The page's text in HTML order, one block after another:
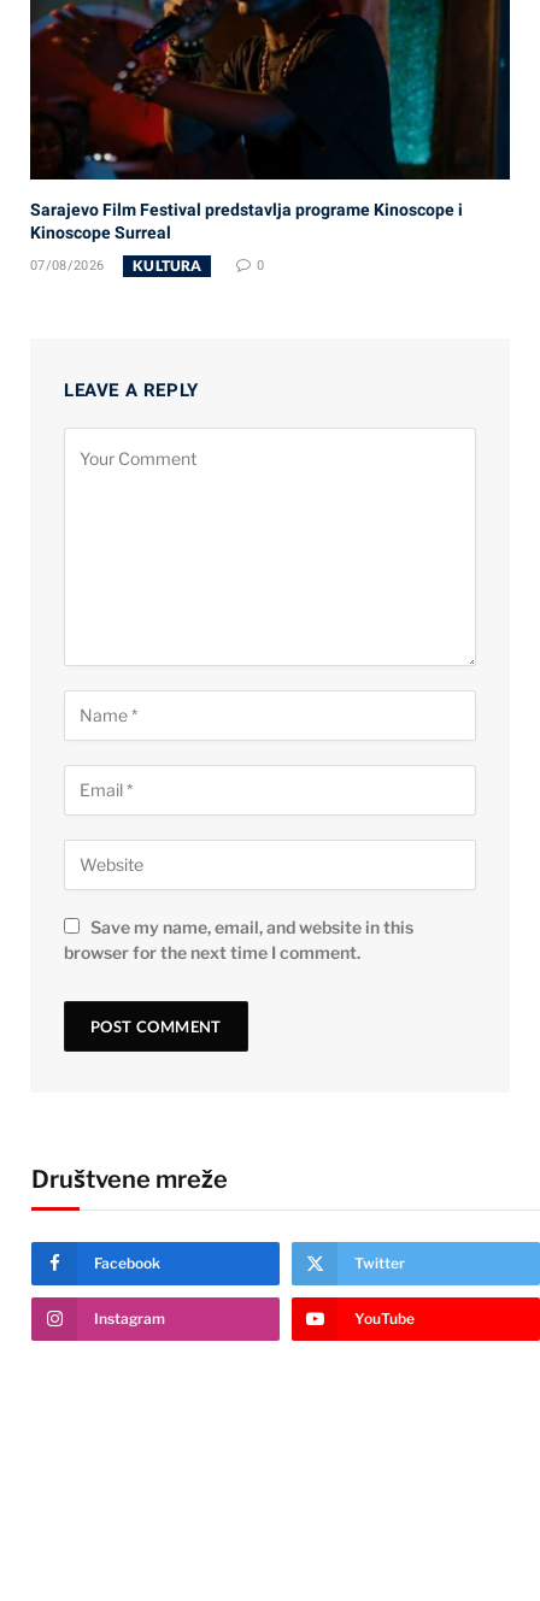
Sarajevo Film Festival predstavlja programe Kinoscope i
Kinoscope Surreal
07/08/2026 KULTURA 0
LEAVE A REPLY
Save my name, email, and website in this
browser for the next time I comment.
Društvene mreže
Facebook Twitter
Instagram YouTube